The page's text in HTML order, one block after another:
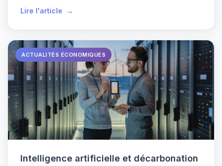
Lire l'article
ACTUALITÉS ÉCONOMIQUES
Intelligence artificielle et décarbonation